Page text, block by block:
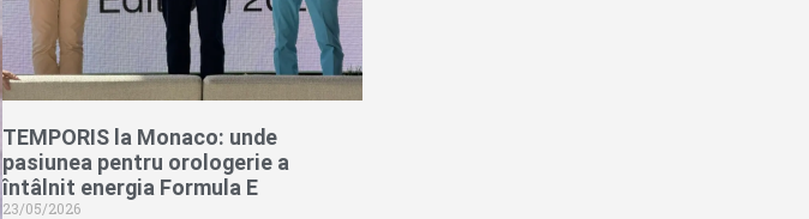
TEMPORIS la Monaco: unde
pasiunea pentru orologerie a
întâlnit energia Formula E
23/05/2026